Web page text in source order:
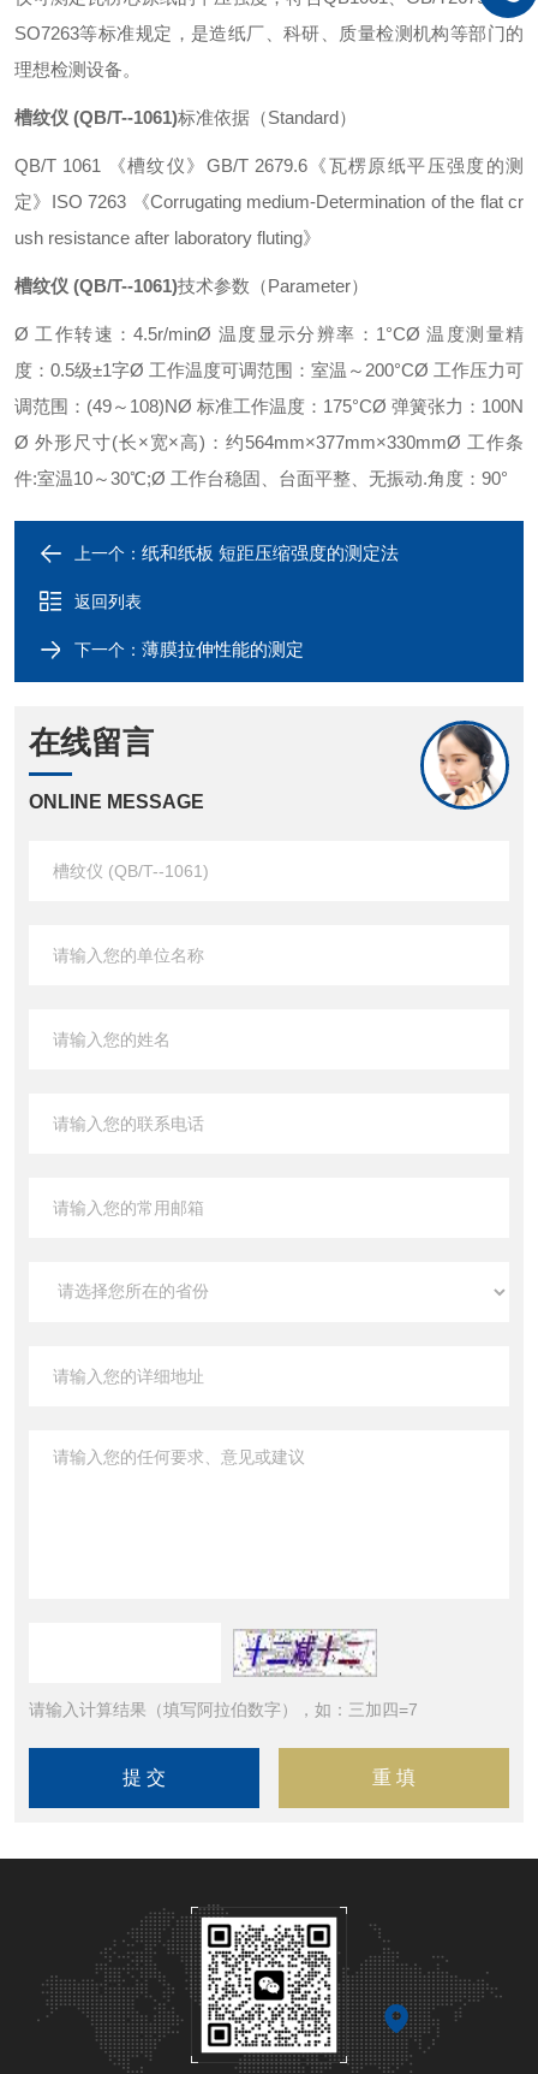
SO7263等标准规定，是造纸厂、科研、质量检测机构等部门的
理想检测设备。
槽纹仪 (QB/T--1061)标准依据（Standard）
QB/T 1061 《槽纹仪》 GB/T 2679.6《瓦楞原纸平压强度的测
定》 ISO 7263 《Corrugating medium-Determination of the flat cr
ush resistance after laboratory fluting》
槽纹仪 (QB/T--1061)技术参数（Parameter）
Ø 工作转速：4.5r/minØ 温度显示分辨率：1°CØ 温度测量精
度：0.5级±1字Ø 工作温度可调范围：室温～200°CØ 工作压力可
调范围：(49～108)NØ 标准工作温度：175°CØ 弹簧张力：100N
Ø 外形尺寸(长×宽×高)：约564mm×377mm×330mmØ 工作条
件:室温10～30℃;Ø 工作台稳固、台面平整、无振动.角度：90°
上一个： 纸和纸板 短距压缩强度的测定法
返回列表
下一个： 薄膜拉伸性能的测定
在线留言
ONLINE MESSAGE
请输入计算结果（填写阿拉伯数字），如：三加四=7